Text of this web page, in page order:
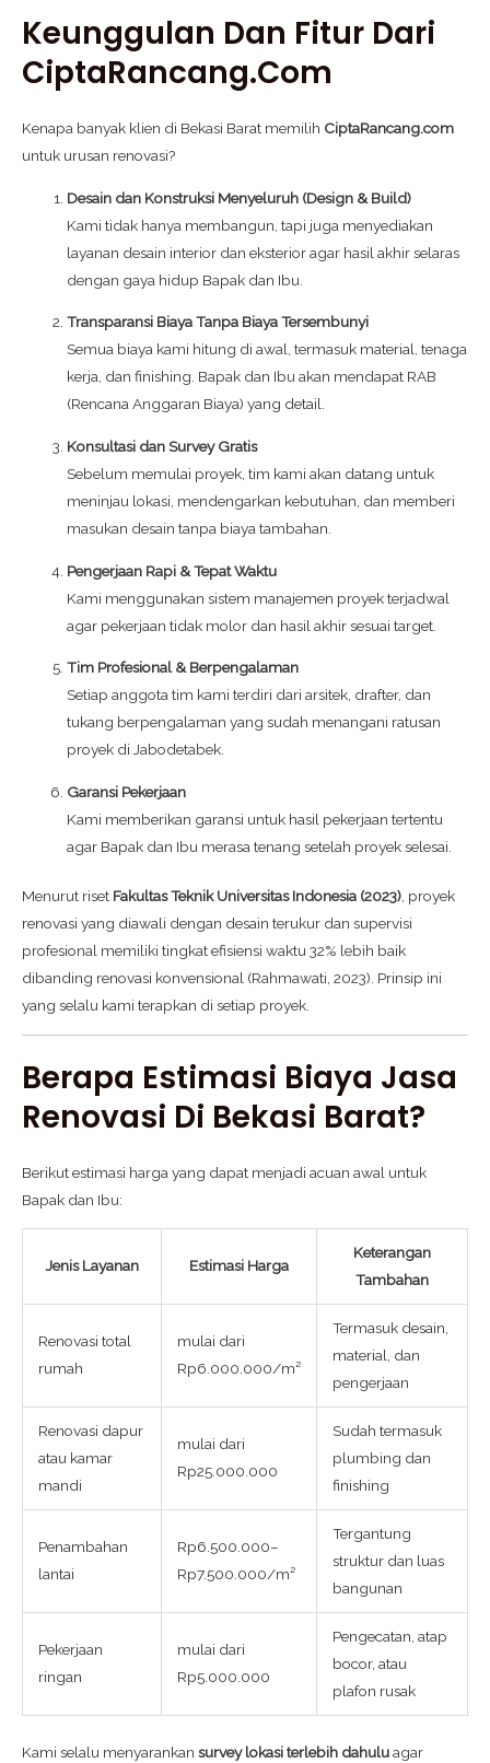
Keunggulan Dan Fitur Dari
CiptaRancang.com
Kenapa banyak klien di Bekasi Barat memilih CiptaRancang.com
untuk urusan renovasi?
Desain dan Konstruksi Menyeluruh (Design & Build)
Kami tidak hanya membangun, tapi juga menyediakan
layanan desain interior dan eksterior agar hasil akhir selaras
dengan gaya hidup Bapak dan Ibu.
Transparansi Biaya Tanpa Biaya Tersembunyi
Semua biaya kami hitung di awal, termasuk material, tenaga
kerja, dan finishing. Bapak dan Ibu akan mendapat RAB
(Rencana Anggaran Biaya) yang detail.
Konsultasi dan Survey Gratis
Sebelum memulai proyek, tim kami akan datang untuk
meninjau lokasi, mendengarkan kebutuhan, dan memberi
masukan desain tanpa biaya tambahan.
Pengerjaan Rapi & Tepat Waktu
Kami menggunakan sistem manajemen proyek terjadwal
agar pekerjaan tidak molor dan hasil akhir sesuai target.
Tim Profesional & Berpengalaman
Setiap anggota tim kami terdiri dari arsitek, drafter, dan
tukang berpengalaman yang sudah menangani ratusan
proyek di Jabodetabek.
Garansi Pekerjaan
Kami memberikan garansi untuk hasil pekerjaan tertentu
agar Bapak dan Ibu merasa tenang setelah proyek selesai.
Menurut riset Fakultas Teknik Universitas Indonesia (2023), proyek
renovasi yang diawali dengan desain terukur dan supervisi
profesional memiliki tingkat efisiensi waktu 32% lebih baik
dibanding renovasi konvensional (Rahmawati, 2023). Prinsip ini
yang selalu kami terapkan di setiap proyek.
Berapa Estimasi Biaya Jasa
Renovasi Di Bekasi Barat?
Berikut estimasi harga yang dapat menjadi acuan awal untuk
Bapak dan Ibu:
Jenis Layanan Estimasi Harga
Keterangan
Tambahan
Renovasi total
rumah
mulai dari
Rp6.000.000/m²
Termasuk desain,
material, dan
pengerjaan
Renovasi dapur
atau kamar
mandi
mulai dari
Rp25.000.000
Sudah termasuk
plumbing dan
finishing
Penambahan
lantai
Rp6.500.000–
Rp7.500.000/m²
Tergantung
struktur dan luas
bangunan
Pekerjaan
ringan
mulai dari
Rp5.000.000
Pengecatan, atap
bocor, atau
plafon rusak
Kami selalu menyarankan survey lokasi terlebih dahuluagar